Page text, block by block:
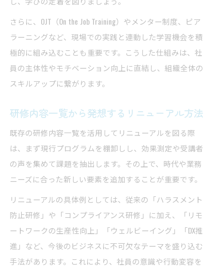
さらに、OJT（On the Job Training）やメンター制度、ピア
ラーニングなど、現場での実践と連動した学習機会を積
極的に組み込むことも重要です。こうした仕組みは、社
員の主体性やモチベーション向上に直結し、組織全体の
スキルアップに繋がります。
研修内容一覧から発想するリニューアル方法
既存の研修内容一覧を活用してリニューアルを図る際
は、まず現行プログラムを棚卸しし、効果測定や受講者
の声を集めて課題を抽出します。その上で、時代や業務
ニーズに合った新しい要素を追加することが重要です。
リニューアルの具体例としては、従来の「ハラスメント
防止研修」や「コンプライアンス研修」に加え、「リモ
ートワークの生産性向上」「ウェルビーイング」「DX推
進」など、今後のビジネスに不可欠なテーマを盛り込む
手法があります。これにより、社員の意識や行動変容を